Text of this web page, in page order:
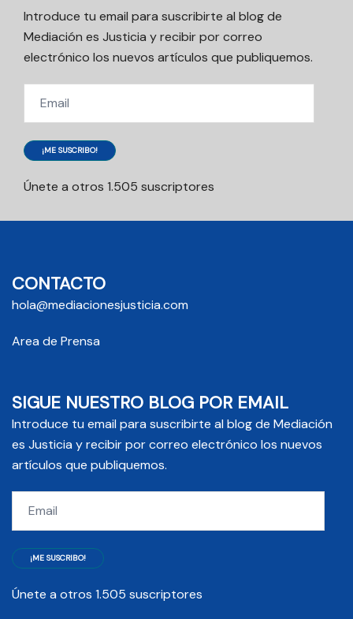
Introduce tu email para suscribirte al blog de
Mediación es Justicia y recibir por correo
electrónico los nuevos artículos que publiquemos.
¡ME SUSCRIBO!
Únete a otros 1.505 suscriptores
CONTACTO
hola@mediacionesjusticia.com
Area de Prensa
SIGUE NUESTRO BLOG POR EMAIL
Introduce tu email para suscribirte al blog de Mediación
es Justicia y recibir por correo electrónico los nuevos
artículos que publiquemos.
¡ME SUSCRIBO!
Únete a otros 1.505 suscriptores